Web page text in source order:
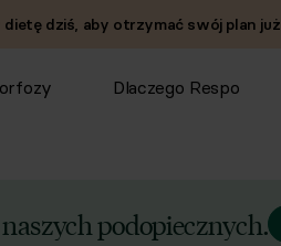
dietę dziś, aby otrzymać swój plan już
Dlaczego Respo
naszych podopiecznych.